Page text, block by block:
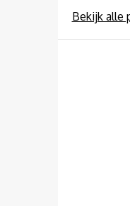
Bekijk alle